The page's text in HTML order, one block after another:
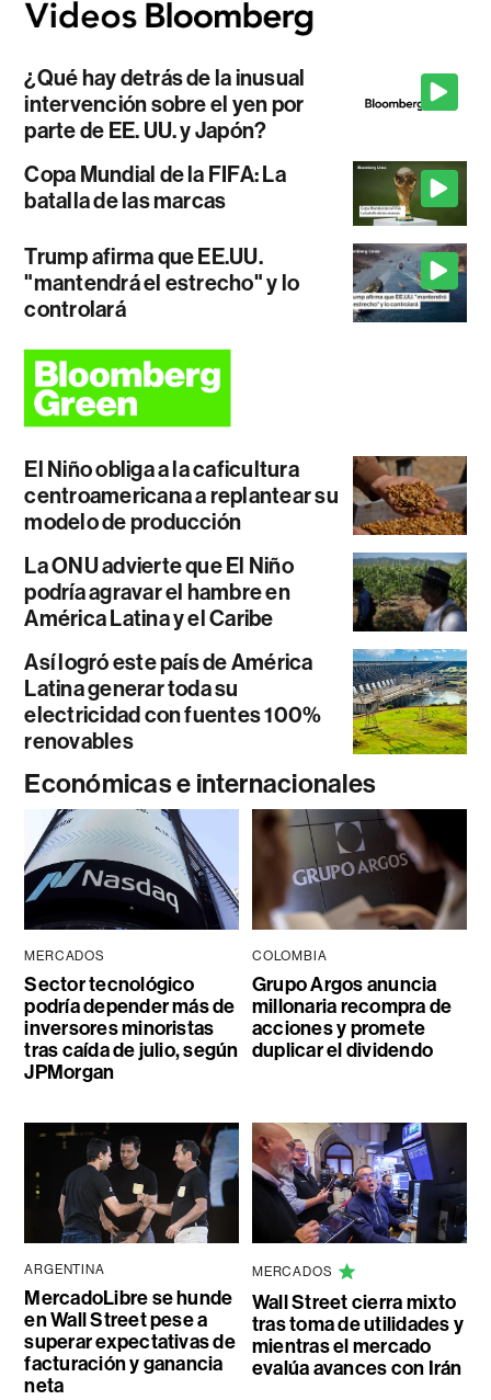
¿Qué hay detrás de la inusual
intervención sobre el yen por
parte de EE. UU. y Japón?
Copa Mundial de la FIFA: La
batalla de las marcas
Trump afirma que EE.UU.
"mantendrá el estrecho" y lo
controlará
El Niño obliga a la caficultura
centroamericana a replantear su
modelo de producción
La ONU advierte que El Niño
podría agravar el hambre en
América Latina y el Caribe
Así logró este país de América
Latina generar toda su
electricidad con fuentes 100%
renovables
Económicas e internacionales
MERCADOS
Sector tecnológico
podría depender más de
inversores minoristas
tras caída de julio, según
JPMorgan
COLOMBIA
Grupo Argos anuncia
millonaria recompra de
acciones y promete
duplicar el dividendo
ARGENTINA
MercadoLibre se hunde
en Wall Street pese a
superar expectativas de
facturación y ganancia
neta
MERCADOS
Wall Street cierra mixto
tras toma de utilidades y
mientras el mercado
evalúa avances con Irán